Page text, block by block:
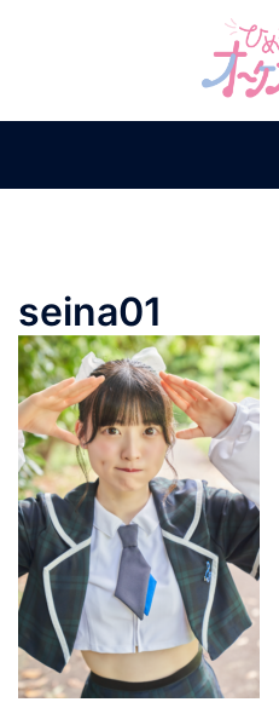
seina01